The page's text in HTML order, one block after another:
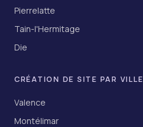
Pierrelatte
Tain-l'Hermitage
Die
CRÉATION DE SITE PAR VILLE
Valence
Montélimar